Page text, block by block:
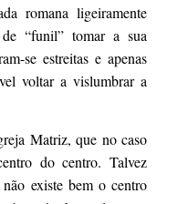
romana ligeiramente
“funil” tomar a sua
se estreitas e apenas
voltar a vislumbrar a
Matriz, que no caso
do centro. Talvez
existe bem o centro